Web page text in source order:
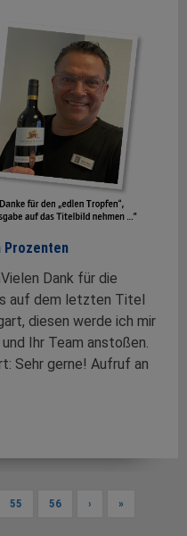
Dank für die
auf dem letzten Titel
diesen werde ich mir
Ihr Team anstoßen.
Sehr gerne! Aufruf an
55 56 › »